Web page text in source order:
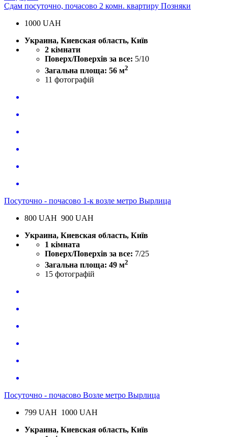
Сдам посуточно, почасово 2 комн. квартиру Позняки
1000 UAH
Украина, Киевская область, Київ
2 кімнати
Поверх/Поверхів за все: 5/10
Загальна площа: 56 м2
11 фотографій
Посуточно - почасово 1-к возле метро Вырлица
800 UAH 900 UAH
Украина, Киевская область, Київ
1 кімната
Поверх/Поверхів за все: 7/25
Загальна площа: 49 м2
15 фотографій
Посуточно - почасово Возле метро Вырлица
799 UAH 1000 UAH
Украина, Киевская область, Київ